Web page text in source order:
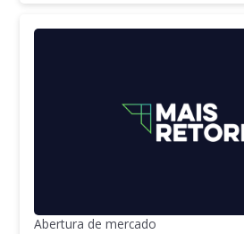
Abertura de mercado